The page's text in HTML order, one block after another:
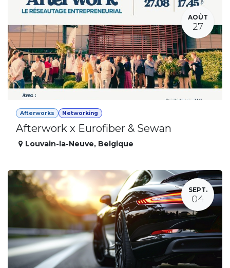
AOÛT
27
Afterworks Networking
Afterwork x Eurofiber & Sewan
Louvain-la-Neuve, Belgique
SEPT.
04